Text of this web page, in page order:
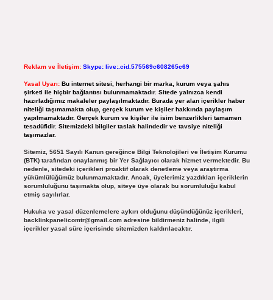
Reklam ve İletişim: Skype: live:.cid.575569c608265c69
Yasal Uyarı: Bu internet sitesi, herhangi bir marka, kurum veya şahıs
şirketi ile hiçbir bağlantısı bulunmamaktadır. Sitede yalnızca kendi
hazırladığımız makaleler paylaşılmaktadır. Burada yer alan içerikler haber
niteliği taşımamakta olup, gerçek kurum ve kişiler hakkında paylaşım
yapılmamaktadır. Gerçek kurum ve kişiler ile isim benzerlikleri tamamen
tesadüfidir. Sitemizdeki bilgiler taslak halindedir ve tavsiye niteliği
taşımazlar.
Sitemiz, 5651 Sayılı Kanun gereğince Bilgi Teknolojileri ve İletişim Kurumu
(BTK) tarafından onaylanmış bir Yer Sağlayıcı olarak hizmet vermektedir. Bu
nedenle, sitedeki içerikleri proaktif olarak denetleme veya araştırma
yükümlülüğümüz bulunmamaktadır. Ancak, üyelerimiz yazdıkları içeriklerin
sorumluluğunu taşımakta olup, siteye üye olarak bu sorumluluğu kabul
etmiş sayılırlar.
Hukuka ve yasal düzenlemelere aykırı olduğunu düşündüğünüz içerikleri,
backlinkpanelicomtr@gmail.comadresine bildirmeniz halinde, ilgili
içerikler yasal süre içerisinde sitemizden kaldırılacaktır.